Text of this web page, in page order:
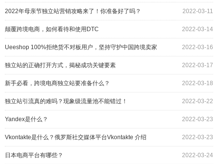
2022年母亲节独立站营销攻略来了！你准备好了吗？ 2022-03-11
颠覆跨境电商，如何看待和使用DTC 2022-03-14
Ueeshop 100%拒绝货不对板用户，坚持守护中国跨境卖家
的商誉！
2022-03-16
独立站的正确打开方式，揭秘成功关键要素 2022-03-17
新手必看，跨境电商独立站要准备什么？ 2022-03-18
独立站引流真的难吗？现象级流量池不能错过！ 2022-03-22
Yandex是什么？ 2022-03-23
Vkontakte是什么？俄罗斯社交媒体平台Vkontakte 介绍 2022-03-23
日本电商平台有哪些？ 2022-03-24